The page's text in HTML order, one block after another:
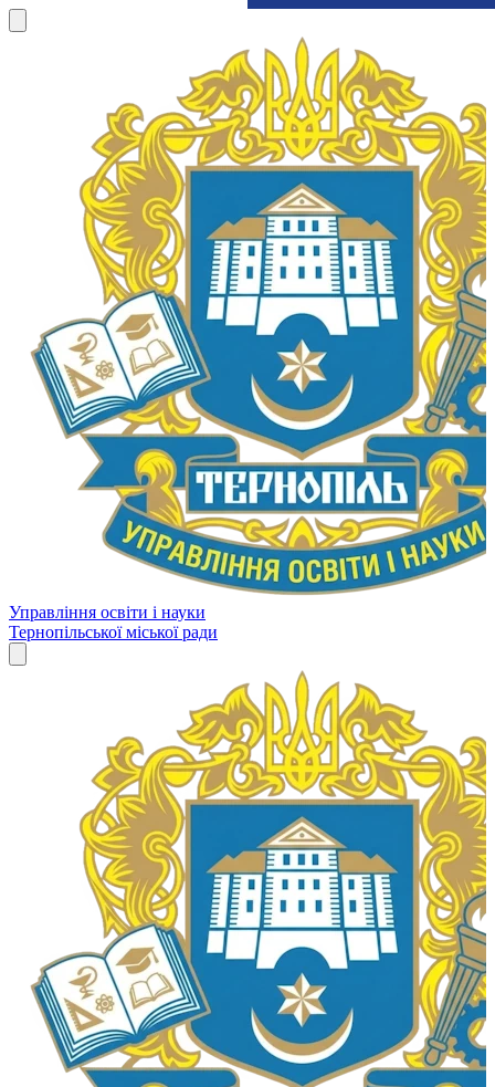
Управління освіти і науки
Тернопільської міської ради